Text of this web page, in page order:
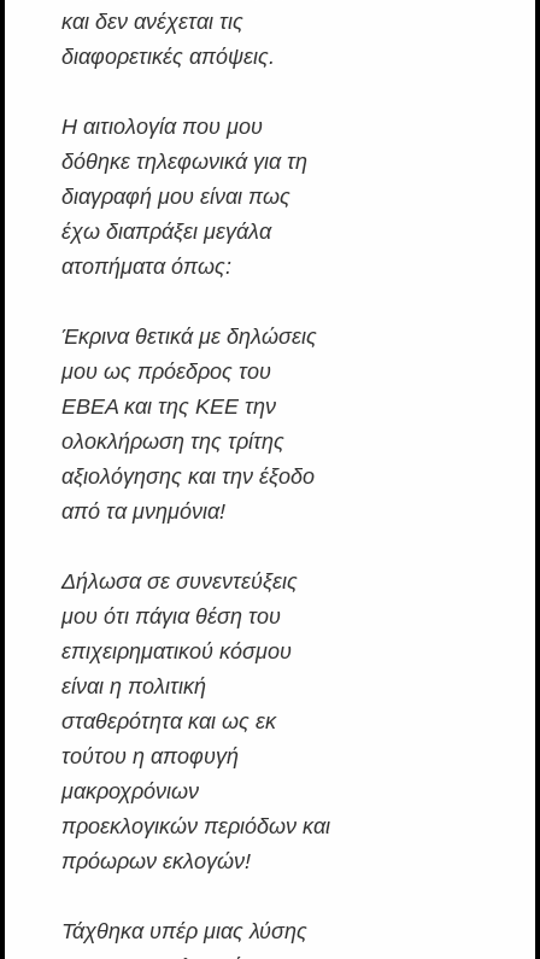
και δεν ανέχεται τις
διαφορετικές απόψεις.
Η αιτιολογία που μου
δόθηκε τηλεφωνικά για τη
διαγραφή μου είναι πως
έχω διαπράξει μεγάλα
ατοπήματα όπως:
Έκρινα θετικά με δηλώσεις
μου ως πρόεδρος του
ΕΒΕΑ και της ΚΕΕ την
ολοκλήρωση της τρίτης
αξιολόγησης και την έξοδο
από τα μνημόνια!
Δήλωσα σε συνεντεύξεις
μου ότι πάγια θέση του
επιχειρηματικού κόσμου
είναι η πολιτική
σταθερότητα και ως εκ
τούτου η αποφυγή
μακροχρόνιων
προεκλογικών περιόδων και
πρόωρων εκλογών!
Τάχθηκα υπέρ μιας λύσης